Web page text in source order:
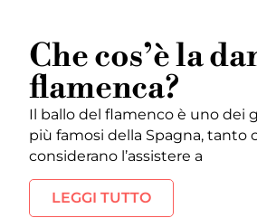
Che cos’è la
flamenca?
Il ballo del flamenco è uno dei
più famosi della Spagna, tanto
considerano l’assistere a
LEGGI TUTTO